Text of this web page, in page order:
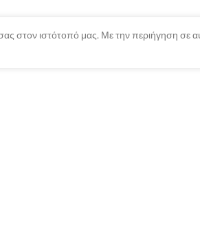
στον ιστότοπό μας. Με την περιήγηση σε